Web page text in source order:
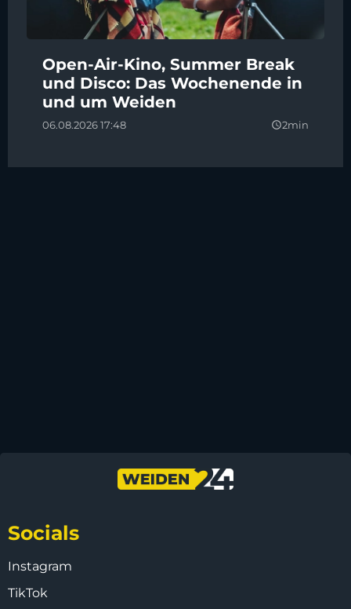
Open-Air-Kino, Summer Break
und Disco: Das Wochenende in
und um Weiden
06.08.2026 17:48 query_builder2min
Socials
Instagram
TikTok